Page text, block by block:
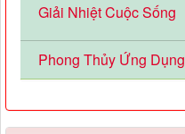
Giải Nhiệt Cuộc Sống
Phong Thủy Ứng Dụng